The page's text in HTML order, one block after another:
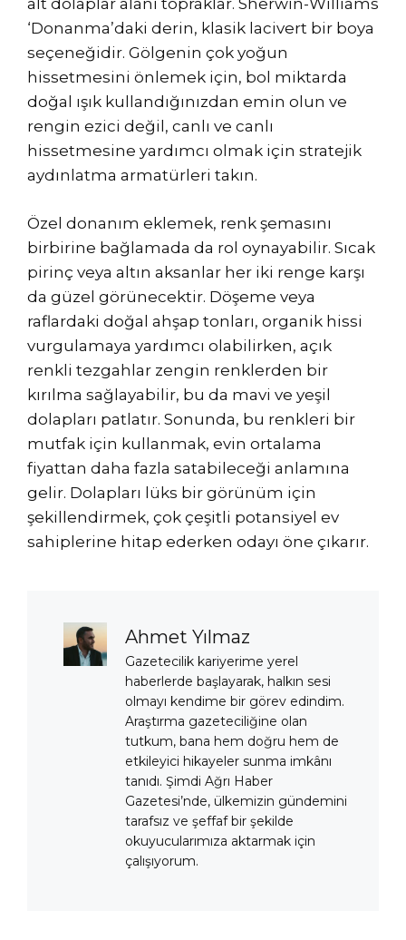
alt dolaplar alanı topraklar. Sherwin-Williams
‘Donanma’daki derin, klasik lacivert bir boya
seçeneğidir. Gölgenin çok yoğun
hissetmesini önlemek için, bol miktarda
doğal ışık kullandığınızdan emin olun ve
rengin ezici değil, canlı ve canlı
hissetmesine yardımcı olmak için stratejik
aydınlatma armatürleri takın.
Özel donanım eklemek, renk şemasını
birbirine bağlamada da rol oynayabilir. Sıcak
pirinç veya altın aksanlar her iki renge karşı
da güzel görünecektir. Döşeme veya
raflardaki doğal ahşap tonları, organik hissi
vurgulamaya yardımcı olabilirken, açık
renkli tezgahlar zengin renklerden bir
kırılma sağlayabilir, bu da mavi ve yeşil
dolapları patlatır. Sonunda, bu renkleri bir
mutfak için kullanmak, evin ortalama
fiyattan daha fazla satabileceği anlamına
gelir. Dolapları lüks bir görünüm için
şekillendirmek, çok çeşitli potansiyel ev
sahiplerine hitap ederken odayı öne çıkarır.
Ahmet Yılmaz
Gazetecilik kariyerime yerel
haberlerde başlayarak, halkın sesi
olmayı kendime bir görev edindim.
Araştırma gazeteciliğine olan
tutkum, bana hem doğru hem de
etkileyici hikayeler sunma imkânı
tanıdı. Şimdi Ağrı Haber
Gazetesi’nde, ülkemizin gündemini
tarafsız ve şeffaf bir şekilde
okuyucularımıza aktarmak için
çalışıyorum.